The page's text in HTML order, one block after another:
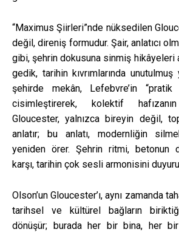
“Maximus Şiirleri”nde nüksedilen
değil, direniş formudur. Şair, anlatıcı
gibi, şehrin dokusuna sinmiş hikâyeleri
gedik, tarihin kıvrımlarında unutulmuş
şehirde mekân, Lefebvre’in “pratik
cisimleştirerek, kolektif
Gloucester, yalnızca bireyin değil,
anlatır; bu anlatı, modernliğin
yeniden örer. Şehrin ritmi, betonun
karşı, tarihin çok sesli armonisini
Olson’un Gloucester’ı, aynı zamanda
tarihsel ve kültürel bağların
dönüşür; burada her bir bina, her